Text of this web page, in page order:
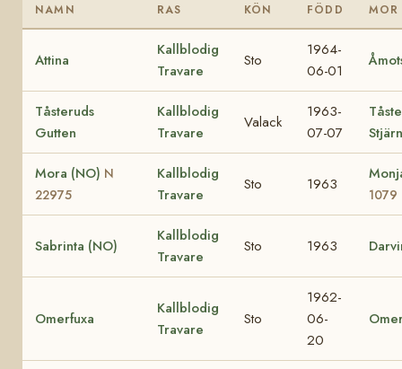
NAMN RAS KÖN FÖDD MOR
Attina
Kallblodig
Travare
Sto
1964-
06-01
Tåsteruds
Gutten
Kallblodig
Travare
Valack
1963-
07-07
Mora (NO) N
22975
Kallblodig
Travare
Sto 1963
1079
Sabrinta (NO)
Kallblodig
Travare
Sto 1963
Omerfuxa
Kallblodig
Travare
Sto
1962-
06-
20